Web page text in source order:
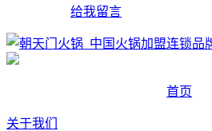
给我留言
首页
关于我们